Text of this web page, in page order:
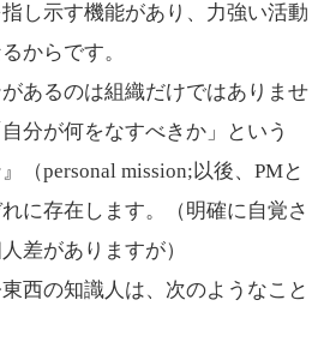
し示す機能があり、力強い活動
からです。
あるのは組織だけではありませ
分が何をなすべきか」という
（personal mission;以後、PMと
に存在します。（明確に自覚さ
差がありますが）
西の知識人は、次のようなこと